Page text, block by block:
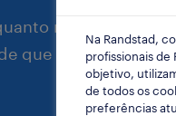
recebe, como é
que competências,
Na Randstad,
profissionais de
objetivo,
de todos os
preferências